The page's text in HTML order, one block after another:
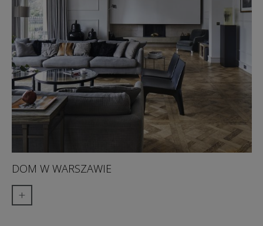
DOM W WARSZAWIE
+